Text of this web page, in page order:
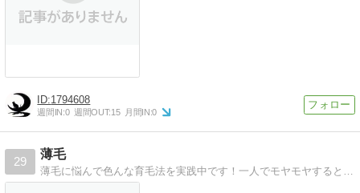
1794608
週間IN:0 週間OUT:15 月間IN:0
29
薄毛
薄毛に悩んで色んな育毛法を実践中です！一人でモヤモヤすると良くないので、ブログにすることで情報をシェアします。